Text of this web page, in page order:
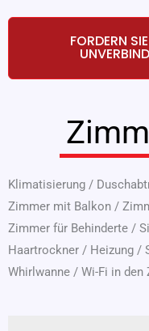
FORDERN
Klimatisierung /
Zimmer mit Balkon /
Zimmer für Behinderte /
Haartrockner / Heizung /
Whirlwanne / Wi-Fi in den